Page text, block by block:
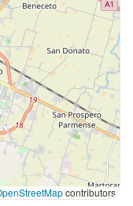
contributors